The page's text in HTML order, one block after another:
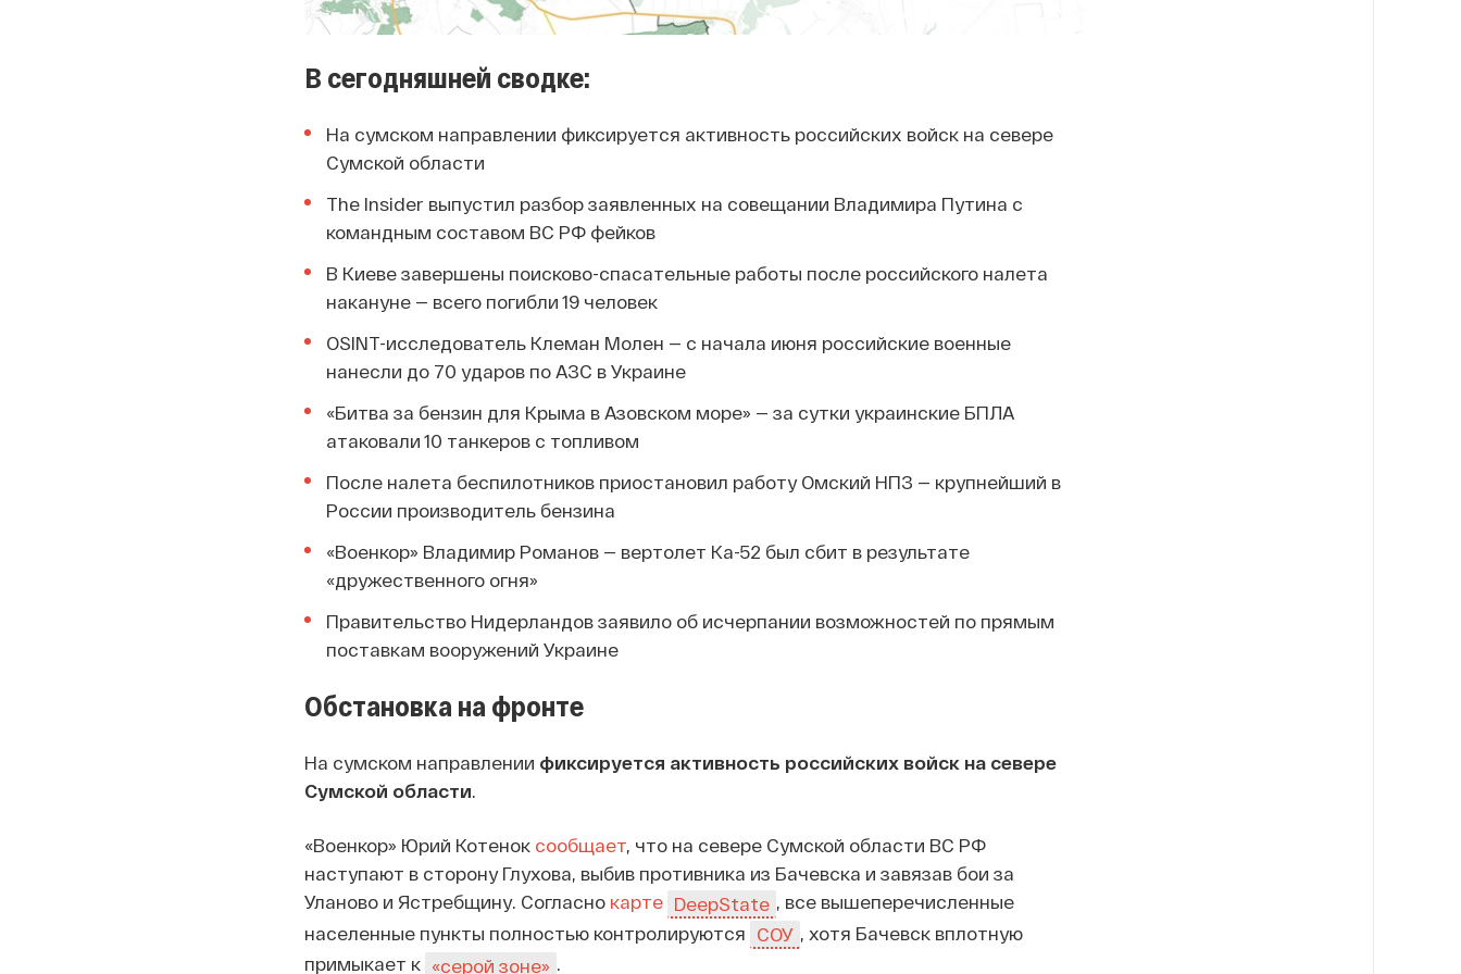
В сегодняшней сводке:
На сумском направлении фиксируется активность российских войск на севере
Сумской области
The Insider выпустил разбор заявленных на совещании Владимира Путина с
командным составом ВС РФ фейков
В Киеве завершены поисково-спасательные работы после российского налета
накануне — всего погибли 19 человек
OSINT-исследователь Клеман Молен — с начала июня российские военные
нанесли до 70 ударов по АЗС в Украине
«Битва за бензин для Крыма в Азовском море» — за сутки украинские БПЛА
атаковали 10 танкеров с топливом
После налета беспилотников приостановил работу Омский НПЗ — крупнейший в
России производитель бензина
«Военкор» Владимир Романов — вертолет Ка-52 был сбит в результате
«дружественного огня»
Правительство Нидерландов заявило об исчерпании возможностей по прямым
поставкам вооружений Украине
Обстановка на фронте
На сумском направлении фиксируется активность российских войск на севере
Сумской области.
«Военкор» Юрий Котенок сообщает, что на севере Сумской области ВС РФ
наступают в сторону Глухова, выбив противника из Бачевска и завязав бои за
Уланово и Ястребщину. Согласно карте DeepState , все вышеперечисленные
населенные пункты полностью контролируются СОУ
, хотя Бачевск вплотную
примыкает к «серой зоне» .